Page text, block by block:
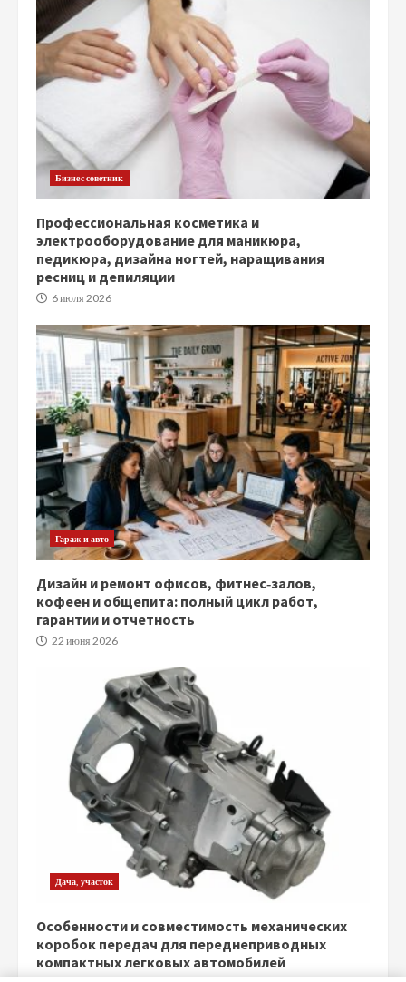
Бизнес советник
Профессиональная косметика и
электрооборудование для маникюра,
педикюра, дизайна ногтей, наращивания
ресниц и депиляции
6 июля 2026
Гараж и авто
Дизайн и ремонт офисов, фитнес‑залов,
кофеен и общепита: полный цикл работ,
гарантии и отчетность
22 июня 2026
Дача, участок
Особенности и совместимость механических
коробок передач для переднеприводных
компактных легковых автомобилей